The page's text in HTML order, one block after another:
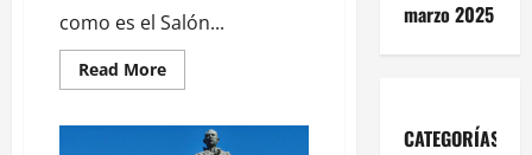
como es el Salón...
Read MoreRead
more
ensenadenses
marzo 2025
CATEGORÍAS